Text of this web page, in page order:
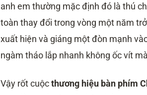
anh em thường mặc định đó là thú
toàn thay đổi trong vòng một năm
xuất hiện và giáng một đòn mạnh
ngàm tháo lắp nhanh không ốc vít
Vậy rốt cuộcthương hiệu bàn phím